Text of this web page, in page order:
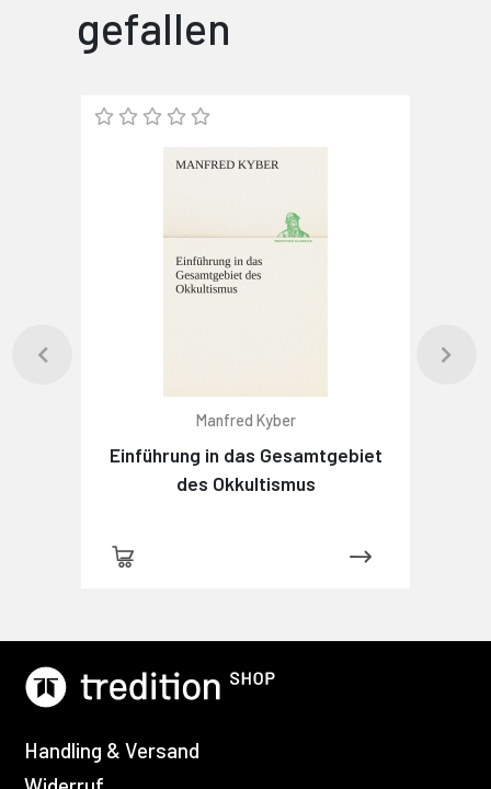
gefallen
Manfred Kyber
Einführung in das Gesamtgebiet
des Okkultismus
Handling & Versand